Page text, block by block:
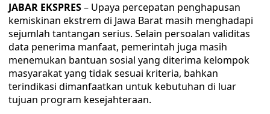
JABAR EKSPRES– Upaya percepatan penghapusan
kemiskinan ekstrem di Jawa Barat masih menghadapi
sejumlah tantangan serius. Selain persoalan validitas
data penerima manfaat, pemerintah juga masih
menemukan bantuan sosial yang diterima kelompok
masyarakat yang tidak sesuai kriteria, bahkan
terindikasi dimanfaatkan untuk kebutuhan di luar
tujuan program kesejahteraan.